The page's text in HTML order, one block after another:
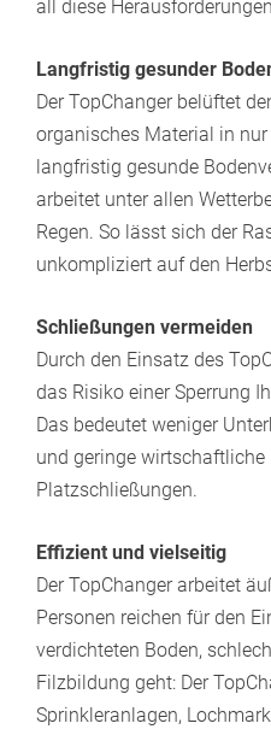
all diese
Langfristig gesunder
Der TopChanger belüftet
organisches Material in
langfristig gesunde
arbeitet unter allen
Regen. So lässt sich der
unkompliziert auf den
Schließungen vermeiden
Durch den Einsatz des
das Risiko einer Sperrung
Das bedeutet weniger
und geringe wirtschaftliche
Platzschließungen.
Effizient und vielseitig
Der TopChanger arbeitet
Personen reichen für den
verdichteten Boden,
Filzbildung geht: Der
Sprinkleranlagen,